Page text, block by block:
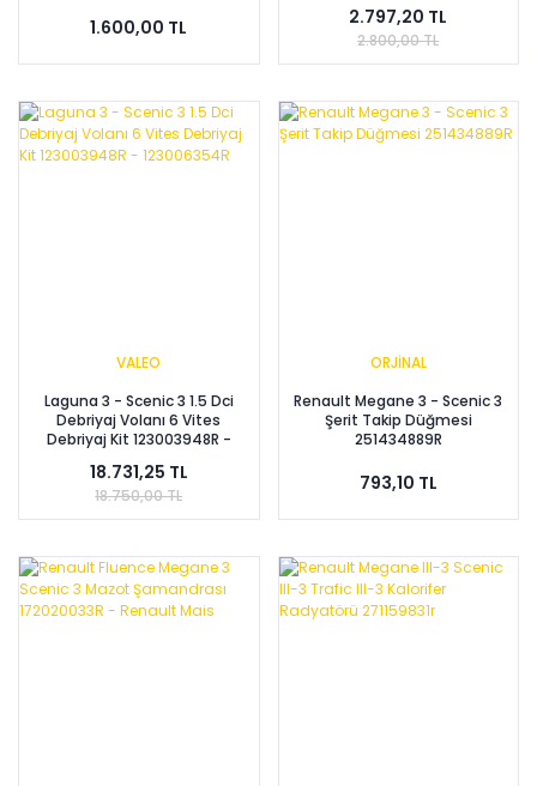
1.600,00 TL 2.797,20 TL
2.800,00 TL
VALEO
Laguna 3 - Scenic 3 1.5 Dci
Debriyaj Volanı 6 Vites
Debriyaj Kit 123003948R -
18.731,25 TL
18.750,00 TL
ORJİNAL
Renault Megane 3 - Scenic 3
Şerit Takip Düğmesi
251434889R
793,10 TL